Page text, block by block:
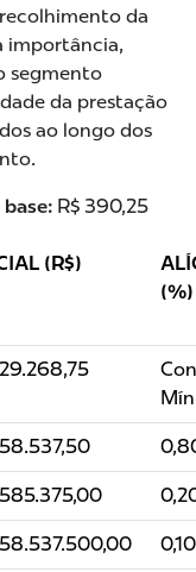
da
importância,
segmento
da prestação
ao longo dos
R$ 390,25
(R$)
(%)
29.268,75
58.537,50
585.375,00
58.537.500,00 0,10